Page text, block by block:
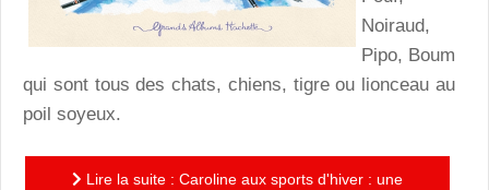
Noiraud,
Pipo, Boum
qui sont tous des chats, chiens, tigre ou lionceau au
poil soyeux.
Lire la suite : Caroline aux sports d'hiver : une